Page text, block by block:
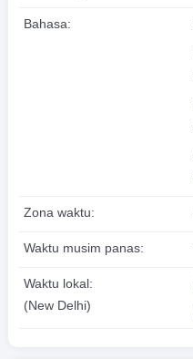
Bahasa:
Zona waktu:
Waktu musim panas:
Waktu lokal:
(New Delhi)